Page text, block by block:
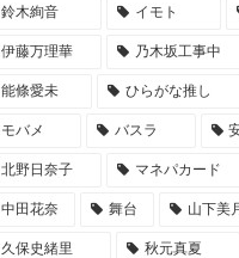
鈴木絢音 イモト
伊藤万理華 乃木坂工事中
能條愛未 ひらがな推し
モバメ バスラ
北野日奈子 マネパカード
中田花奈 舞台 山下美
久保史緒里 秋元真夏